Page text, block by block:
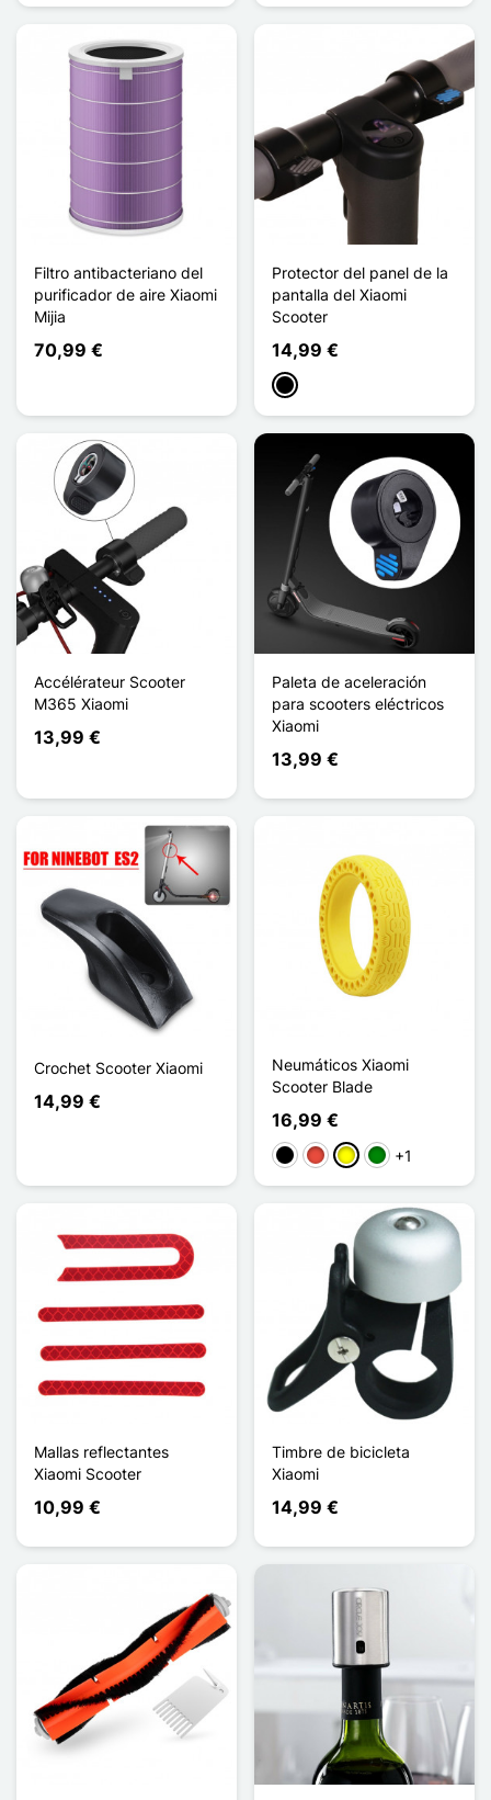
Filtro antibacteriano del
purificador de aire Xiaomi
Mijia
70,99 €
Protector del panel de la
pantalla del Xiaomi
Scooter
14,99 €
Negro
Accélérateur Scooter
M365 Xiaomi
13,99 €
Paleta de aceleración
para scooters eléctricos
Xiaomi
13,99 €
Crochet Scooter Xiaomi
14,99 €
Neumáticos Xiaomi
Scooter Blade
16,99 €
NegroRojoAmarilloVerde
+1
Mallas reflectantes
Xiaomi Scooter
10,99 €
Timbre de bicicleta
Xiaomi
14,99 €